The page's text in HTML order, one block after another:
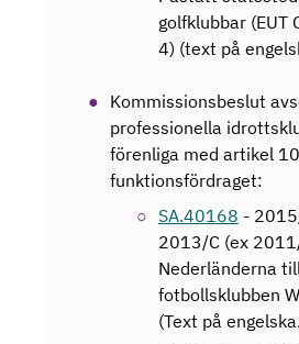
golfklubbar (EUT
4) (text på
Kommissionsbeslut
professionella
förenliga med artikel
funktionsfördraget:
SA.40168 -
2013/C (ex
Nederländerna
fotbollsklubben
(Text på